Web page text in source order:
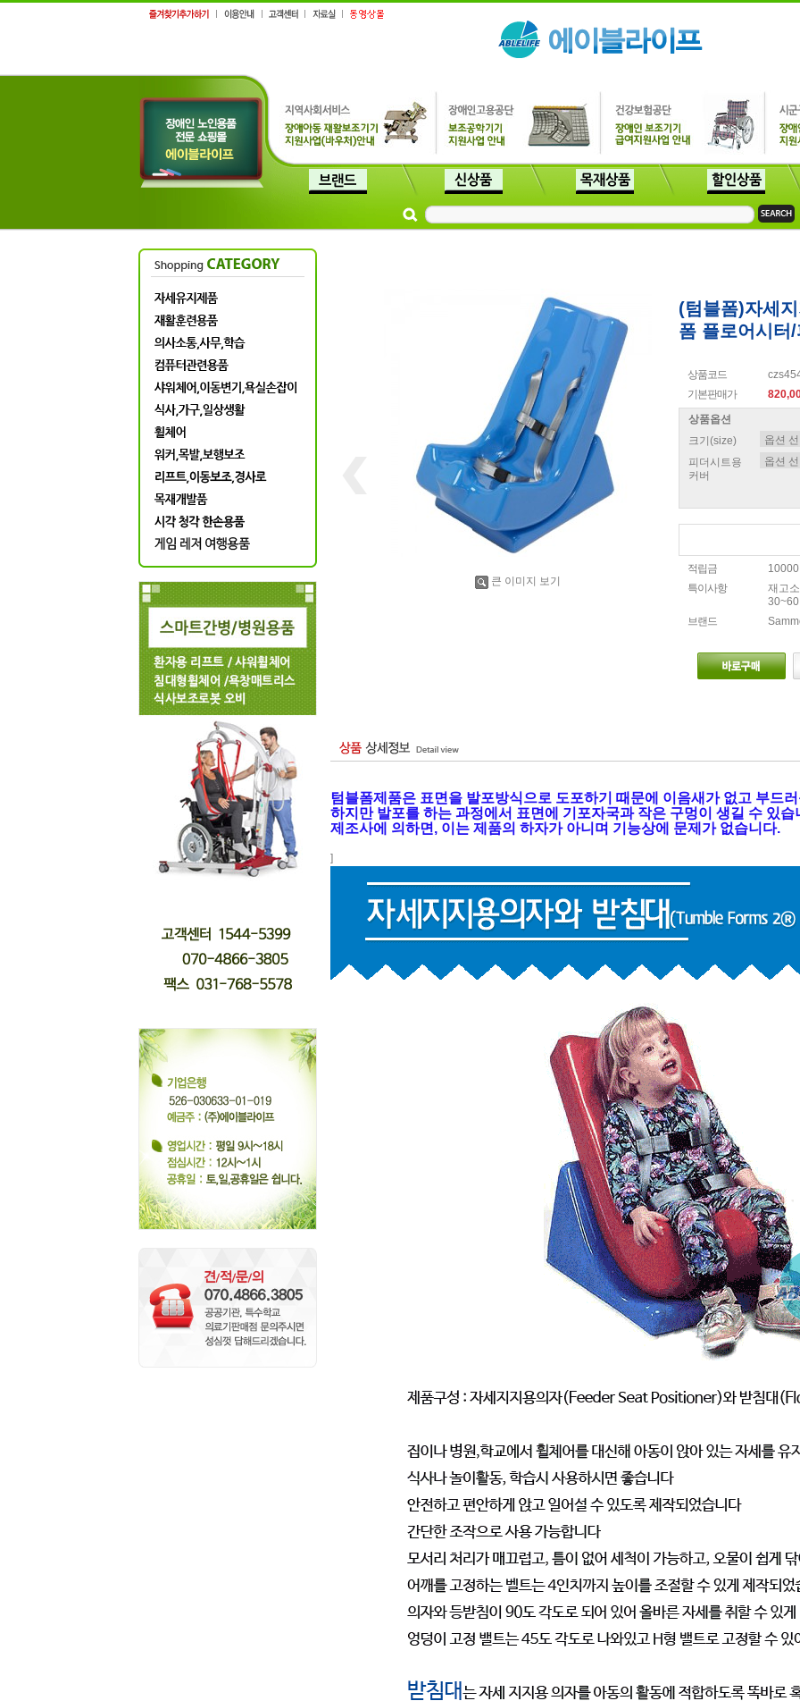
큰 이미지 보기
(텀블폼)자세
폼 플로어시터
상품코드
기본판매가
상품옵션
크기(size)
피더시트용
커버
적립금
특이사항
재고
브랜드
텀블폼제품은 표면을 발포방식으로 도포하기 때문에 이음새가 없고 부드
하지만 발포를 하는 과정에서 표면에 기포자국과 작은 구멍이 생길 수 있
제조사에 의하면, 이는 제품의 하자가 아니며 기능상에 문제가 없습니다.
]